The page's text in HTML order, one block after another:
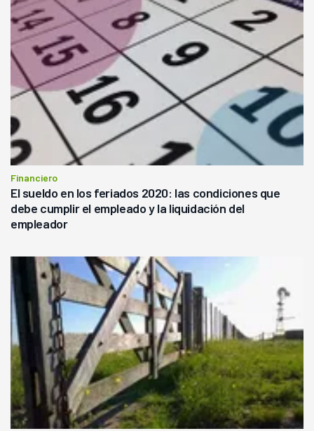
Financiero
El sueldo en los feriados 2020: las condiciones que
debe cumplir el empleado y la liquidación del
empleador